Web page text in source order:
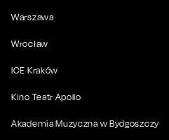
Warszawa
Wrocław
ICE Kraków
Kino Teatr Apollo
Akademia Muzyczna w Bydgoszczy